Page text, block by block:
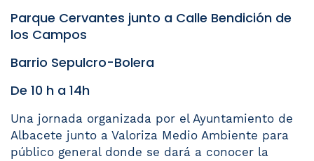
Parque Cervantes junto a Calle Bendición de
los Campos
Barrio Sepulcro-Bolera
De 10 h a 14h
Una jornada organizada por el Ayuntamiento de
Albacete junto a Valoriza Medio Ambiente para
público general donde se dará a conocer la